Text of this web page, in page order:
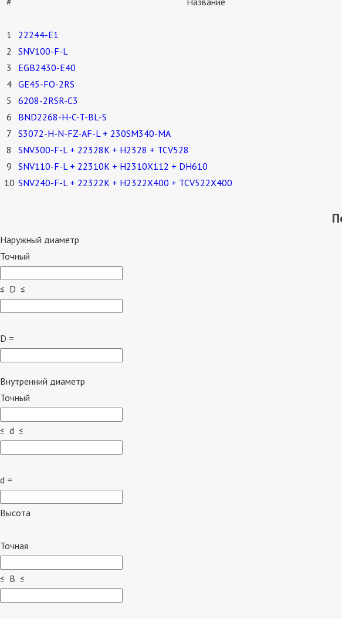
1
22244-E1
2
SNV100-F-L
3
EGB2430-E40
4 GE45-FO-2RS
5
6208-2RSR-C3
6
BND2268-H-C-T-BL-S
7 S3072-H-N-FZ-AF-L + 230SM340-MA
8
SNV300-F-L + 22328K + H2328 + TCV528
9 SNV110-F-L + 22310K + H2310X112 + DH610
10 SNV240-F-L + 22322K + H2322X400 + TCV522X400
Наружный диаметр
Точный
≤ D ≤
D =
Внутренний диаметр
Точный
≤ d ≤
d =
Высота
Точная
≤ B ≤